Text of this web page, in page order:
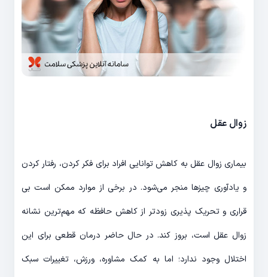
زوال عقل
بیماری زوال عقل به کاهش توانایی افراد برای فکر کردن، رفتار کردن
و یادآوری چیزها منجر می‌شود. در برخی از موارد ممکن است بی
قراری و تحریک پذیری زودتر از کاهش حافظه که مهم‌ترین نشانه
زوال عقل است، بروز کند. در حال حاضر درمان قطعی برای این
اختلال وجود ندارد؛ اما به کمک مشاوره، ورزش، تغییرات سبک